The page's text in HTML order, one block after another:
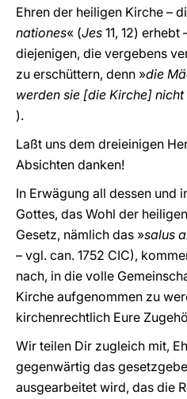
Ehren der heiligen Kirche –
nationes« (Jes 11, 12)
diejenigen, die vergebens
zu erschüttern, denn »die
werden sie [die Kirche]
).
Laßt uns dem dreieinigen
Absichten danken!
In Erwägung all dessen und
Gottes, das Wohl der
Gesetz, nämlich das »salus
– vgl. can. 1752 CIC),
nach, in die volle
Kirche aufgenommen zu
kirchenrechtlich Eure
Wir teilen Dir zugleich mit,
gegenwärtig das
ausgearbeitet wird, das die